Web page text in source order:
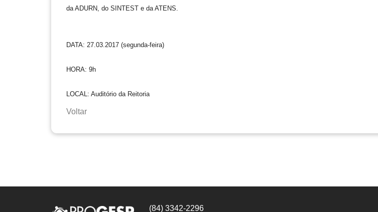
da ADURN, do SINTEST e da ATENS.
DATA: 27.03.2017 (segunda-feira)
HORA: 9h
LOCAL: Auditório da Reitoria
Voltar
(84) 3342-2296